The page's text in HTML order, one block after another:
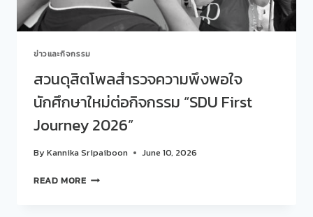
(KM
DAY)”
ปี
การ
ศึกษา
2568
ข่าวและกิจกรรม
สวนดุสิตโพลสำรวจความพึงพอใจ
นักศึกษาใหม่ต่อกิจกรรม “SDU First
Journey 2026”
ByKannika Sripaiboon June 10, 2026
READ MOREสวน